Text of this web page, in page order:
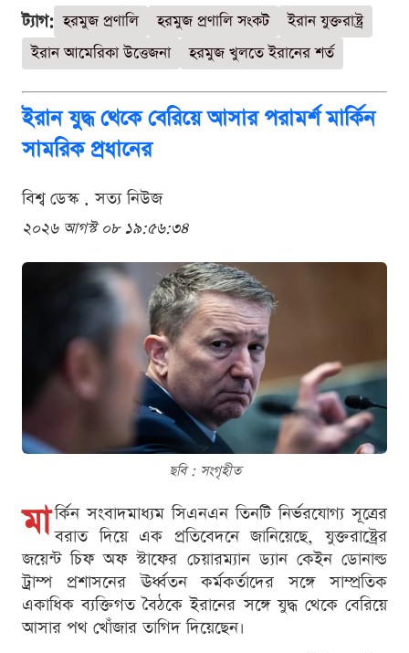
ট্যাগ: হরমুজ প্রণালি হরমুজ প্রণালি সংকট
ইরান যুক্তরাষ্ট্র
ইরান আমেরিকা উত্তেজনা
হরমুজ খুলতে ইরানের শর্ত
ইরান যুদ্ধ থেকে বেরিয়ে আসার পরামর্শ মার্কিন
সামরিক প্রধানের
বিশ্ব ডেস্ক . সত্য নিউজ
২০২৬ আগস্ট ০৮ ১৯:৫৬:৩৪
ছবি : সংগৃহীত
মা র্কিন সংবাদমাধ্যম সিএনএন তিনটি নির্ভরযোগ্য সূত্রের
বরাত দিয়ে এক প্রতিবেদনে জানিয়েছে, যুক্তরাষ্ট্রের
জয়েন্ট চিফ অফ স্টাফের চেয়ারম্যান ড্যান কেইন ডোনাল্ড
ট্রাম্প প্রশাসনের ঊর্ধ্বতন কর্মকর্তাদের সঙ্গে সাম্প্রতিক
একাধিক ব্যক্তিগত বৈঠকে ইরানের সঙ্গে যুদ্ধ থেকে বেরিয়ে
আসার পথ খোঁজার তাগিদ দিয়েছেন।